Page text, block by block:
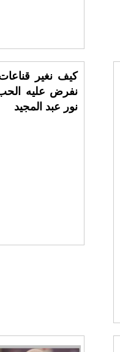
كيف نغير
نفرض عليه
نور عبد المجيد